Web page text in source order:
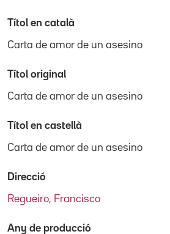
Títol en català
Carta de amor de un asesino
Títol original
Carta de amor de un asesino
Títol en castellà
Carta de amor de un asesino
Direcció
Regueiro, Francisco
Any de producció